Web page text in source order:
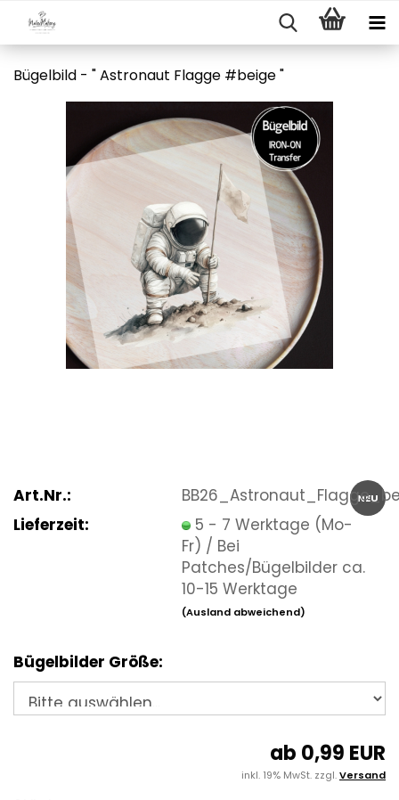
Bügelbild - " Astronaut Flagge #beige "
NEU
Art.Nr.:
Lieferzeit:
5 - 7 Werktage (Mo-
Fr) / Bei
Patches/Bügelbilder ca.
10-15 Werktage
(Ausland abweichend)
Bügelbilder Größe:
ab 0,99 EUR
inkl. 19% MwSt. zzgl.Versand